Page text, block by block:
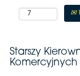
Starszy